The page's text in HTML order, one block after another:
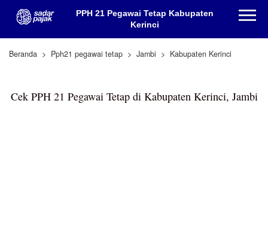
PPH 21 Pegawai Tetap Kabupaten
Kerinci
Beranda Pph21 pegawai tetap Jambi Kabupaten Kerinci
Cek PPH 21 Pegawai Tetap di Kabupaten Kerinci, Jambi